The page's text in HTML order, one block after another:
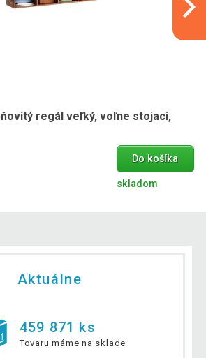
regál veľký, voľne stojaci,
Do košíka
skladom
Aktuálne
459 871 ks
Tovaru máme na sklade